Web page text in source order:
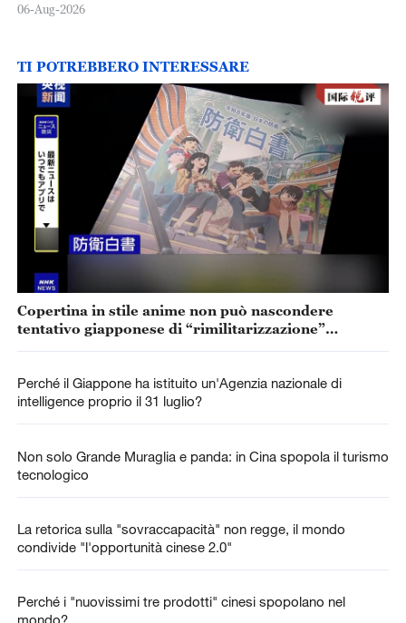
06-Aug-2026
TI POTREBBERO INTERESSARE
Copertina in stile anime non può nascondere
tentativo giapponese di “rimilitarizzazione”
Perché il Giappone ha istituito un'Agenzia nazionale di
intelligence proprio il 31 luglio?
Non solo Grande Muraglia e panda: in Cina spopola il turismo
tecnologico
La retorica sulla "sovraccapacità" non regge, il mondo
condivide "l'opportunità cinese 2.0"
Perché i "nuovissimi tre prodotti" cinesi spopolano nel
mondo?